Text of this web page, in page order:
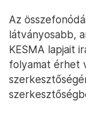
Az
látványosabb,
KESMA lapjait
folyamat érhet